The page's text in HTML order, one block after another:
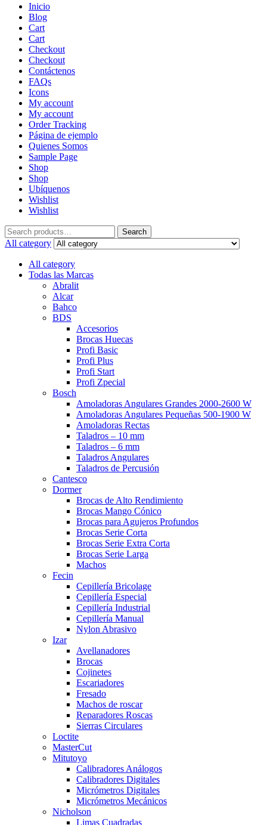
Inicio
Blog
Cart
Cart
Checkout
Checkout
Contáctenos
FAQs
Icons
My account
My account
Order Tracking
Página de ejemplo
Quienes Somos
Sample Page
Shop
Shop
Ubíquenos
Wishlist
Wishlist
Search
for:
Search
All category
All category
Todas las Marcas
Abralit
Alcar
Bahco
BDS
Accesorios
Brocas Huecas
Profi Basic
Profi Plus
Profi Start
Profi Zpecial
Bosch
Amoladoras Angulares Grandes 2000-2600 W
Amoladoras Angulares Pequeñas 500-1900 W
Amoladoras Rectas
Taladros – 10 mm
Taladros – 6 mm
Taladros Angulares
Taladros de Percusión
Cantesco
Dormer
Brocas de Alto Rendimiento
Brocas Mango Cónico
Brocas para Agujeros Profundos
Brocas Serie Corta
Brocas Serie Extra Corta
Brocas Serie Larga
Machos
Fecin
Cepillería Bricolage
Cepillería Especial
Cepillería Industrial
Cepillería Manual
Nylon Abrasivo
Izar
Avellanadores
Brocas
Cojinetes
Escariadores
Fresado
Machos de roscar
Reparadores Roscas
Sierras Circulares
Loctite
MasterCut
Mitutoyo
Calibradores Análogos
Calibradores Digitales
Micrómetros Digitales
Micrómetros Mecánicos
Nicholson
Limas Cuadradas